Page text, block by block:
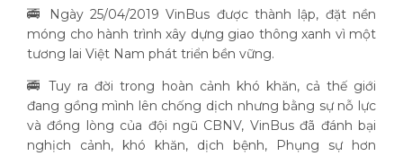
🚎 Ngày 25/04/2019 VinBus được thành lập, đặt nền
móng cho hành trình xây dựng giao thông xanh vì một
tương lai Việt Nam phát triển bền vững.
🚎 Tuy ra đời trong hoàn cảnh khó khăn, cả thế giới
đang gồng mình lên chống dịch nhưng bằng sự nỗ lực
và đồng lòng của đội ngũ CBNV, VinBus đã đánh bại
nghịch cảnh, khó khăn, dịch bệnh, Phụng sự hơn